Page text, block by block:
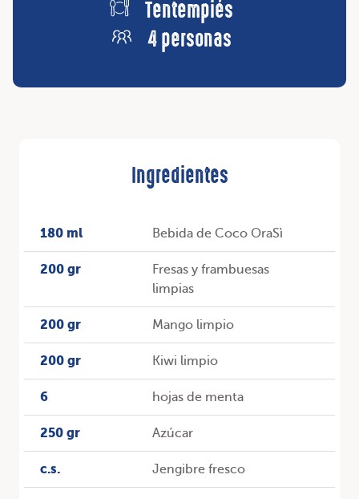
Tentempiés
4 personas
Ingredientes
180 ml Bebida de Coco OraSì
200 gr
Fresas y frambuesas
limpias
200 gr Mango limpio
200 gr Kiwi limpio
6 hojas de menta
250 gr Azúcar
c.s. Jengibre fresco